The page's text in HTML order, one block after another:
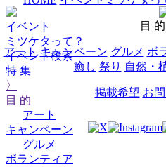
イベント
ミツケタって？
イベント検索
特 集
〉
目 的
アート
キャンペーン
グルメ
ボランティア
目 的
アート キャンペーン グルメ ボ
癒し 祭り 自然・
掲載希望 お